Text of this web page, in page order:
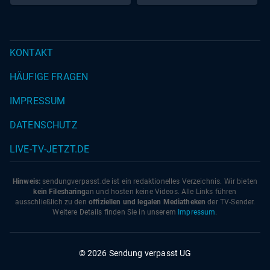
Stahl sowie Bianca Bachmann laden zudem im Sketch
"Podologie ohne Grenzen" zu satirischen Einblicken in ihr
aberwitziges Tun und Schaffen.
KONTAKT
HÄUFIGE FRAGEN
IMPRESSUM
DATENSCHUTZ
LIVE-TV-JETZT.DE
Hinweis: sendungverpasst.de ist ein redaktionelles Verzeichnis. Wir bieten
kein Filesharingan und hosten keine Videos. Alle Links führen
ausschließlich zu den offiziellen und legalen Mediatheken der TV-Sender.
Weitere Details finden Sie in unserem Impressum.
© 2026 Sendung verpasst UG